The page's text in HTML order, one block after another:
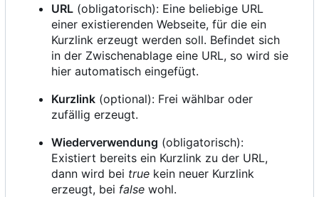
URL (obligatorisch): Eine beliebige URL
einer existierenden Webseite, für die ein
Kurzlink erzeugt werden soll. Befindet sich
in der Zwischenablage eine URL, so wird sie
hier automatisch eingefügt.
Kurzlink (optional): Frei wählbar oder
zufällig erzeugt.
Wiederverwendung (obligatorisch):
Existiert bereits ein Kurzlink zu der URL,
dann wird bei true kein neuer Kurzlink
erzeugt, bei false wohl.